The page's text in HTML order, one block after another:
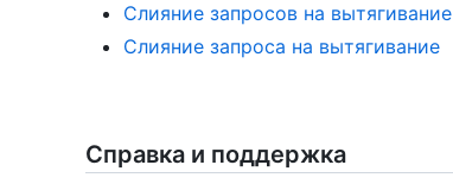
Слияние запросов на вытягивание
Слияние запроса на вытягивание
Справка и поддержка